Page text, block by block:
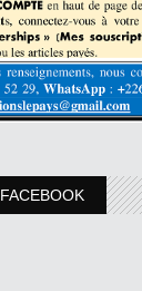
FACEBOOK